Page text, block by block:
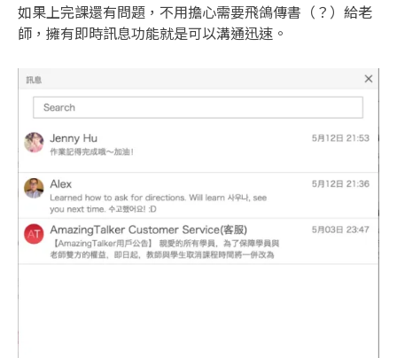
如果上完課還有問題，不用擔心需要飛鴿傳書（？）給老
師，擁有即時訊息功能就是可以溝通迅速。